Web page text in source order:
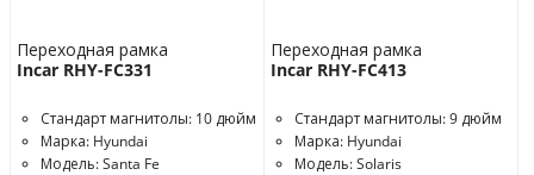
Переходная рамка
Incar RHY-FC331
Стандарт магнитолы: 10 дюйм
Марка: Hyundai
Модель: Santa Fe
Переходная рамка
Incar RHY-FC413
Стандарт магнитолы: 9 дюйм
Марка: Hyundai
Модель: Solaris